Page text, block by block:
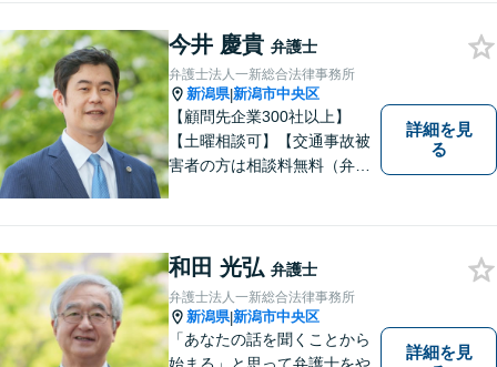
今井 慶貴 弁護士
弁護士法人一新総合法律事務所
新潟県|新潟市中央区
【顧問先企業300社以上】
【土曜相談可】【交通事故被
害者の方は相談料無料（弁護
無料】
詳細を見
る
和田 光弘 弁護士
弁護士法人一新総合法律事務所
新潟県|新潟市中央区
「あなたの話を聞くことから
詳細を見